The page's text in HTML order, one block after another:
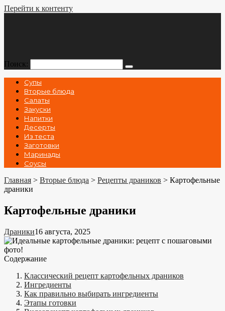
Перейти к контенту
Поиск:
Супы
Вторые блюда
Салаты
Закуски
Напитки
Десерты
Из теста
Заготовки
Маринады
Соусы
Главная > Вторые блюда > Рецепты драников > Картофельные
драники
Картофельные драники
Драники16 августа, 2025
Содержание
Классический рецепт картофельных драников
Ингредиенты
Как правильно выбирать ингредиенты
Этапы готовки